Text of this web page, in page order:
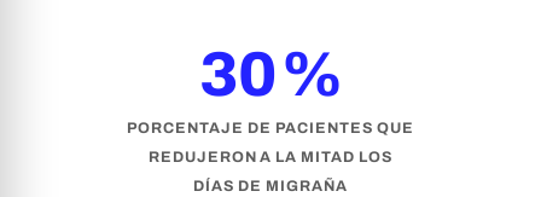
30 %
PORCENTAJE DE PACIENTES QUE
REDUJERON A LA MITAD LOS
DÍAS DE MIGRAÑA